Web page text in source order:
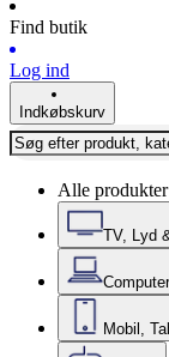
Find butik
Log ind
Indkøbskurv
Alle produkter
TV, Lyd
Mobil,